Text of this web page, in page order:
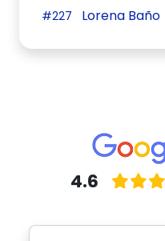
#227 Lorena Baño
4.6